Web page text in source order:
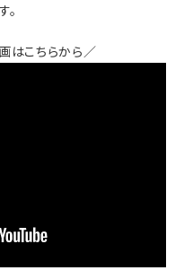
はこちらから／